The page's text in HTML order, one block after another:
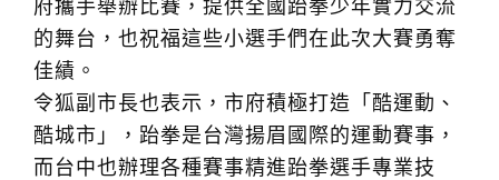
府攜手舉辦比賽，提供全國跆拳少年實力交流
的舞台，也祝福這些小選手們在此次大賽勇奪
佳績。
令狐副市長也表示，市府積極打造「酷運動、
酷城市」，跆拳是台灣揚眉國際的運動賽事，
而台中也辦理各種賽事精進跆拳選手專業技